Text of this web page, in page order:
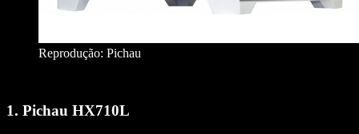
Reprodução: Pichau
1. Pichau HX710L